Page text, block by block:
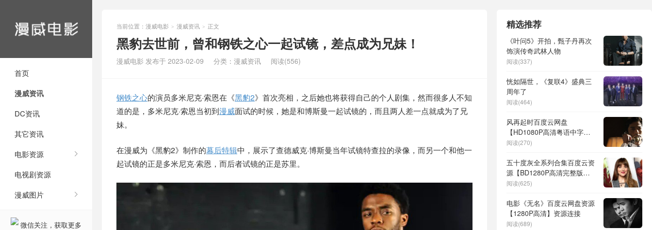
首页
漫威资讯
DC资讯
其它资讯
电影资源
电视剧资源
漫威图片
微信关注，获取更多
当前位置： 漫威电影 > 漫威资讯 > 正文
黑豹去世前，曾和钢铁之心一起试镜，差点成为兄妹！
漫威电影 发布于 2023-02-09 分类： 漫威资讯 阅读(556)
钢铁之心的演员多米尼克·索恩在《黑豹2》首次亮相，之后她也将获得自己的个人剧集，然而很多人不知
道的是，多米尼克·索恩当初到漫威面试的时候，她是和博斯曼一起试镜的，而且两人差一点就成为了兄
妹。
在漫威为《黑豹2》制作的幕后特辑中，展示了查德威克·博斯曼当年试镜特查拉的录像，而另一个和他一
起试镜的正是多米尼克·索恩，而后者试镜的正是苏里。
精选推荐
《叶问5》开拍，甄子丹再次
饰演传奇武林人物
阅读(337)
恍如隔世，《复联4》盛典三
周年了
阅读(464)
风再起时百度云网盘
【HD1080P高清粤语中字】
资源下载
阅读(270)
五十度灰全系列合集百度云资
源【BD1280P高清完整版】
云网盘
阅读(625)
电影《无名》百度云网盘资源
【1280P高清】资源连接
阅读(689)